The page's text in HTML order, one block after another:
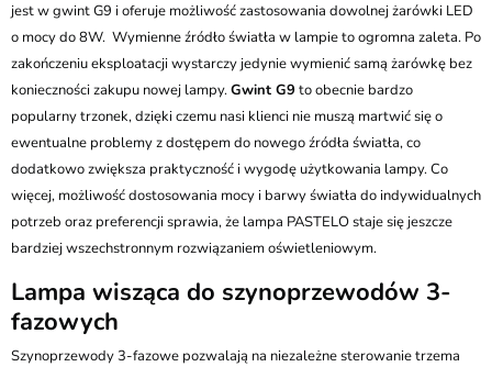
jest w gwint G9 i oferuje możliwość zastosowania dowolnej żarówki LED
o mocy do 8W. Wymienne źródło światła w lampie to ogromna zaleta. Po
zakończeniu eksploatacji wystarczy jedynie wymienić samą żarówkę bez
konieczności zakupu nowej lampy.Gwint G9to obecnie bardzo
popularny trzonek, dzięki czemu nasi klienci nie muszą martwić się o
ewentualne problemy z dostępem do nowego źródła światła, co
dodatkowo zwiększa praktyczność i wygodę użytkowania lampy. Co
więcej, możliwość dostosowania mocy i barwy światła do indywidualnych
potrzeb oraz preferencji sprawia, że lampa PASTELO staje się jeszcze
bardziej wszechstronnym rozwiązaniem oświetleniowym.
Lampa wisząca do szynoprzewodów 3-
fazowych
Szynoprzewody 3-fazowe pozwalają na niezależne sterowanie trzema